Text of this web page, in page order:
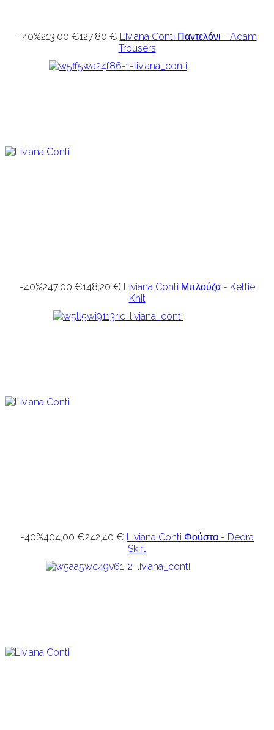
-40%213,00 €127,80 € Liviana Conti Παντελόνι - Adam
Trousers
-40%247,00 €148,20 € Liviana Conti Μπλούζα - Kettie
Knit
-40%404,00 €242,40 € Liviana Conti Φούστα - Dedra
Skirt